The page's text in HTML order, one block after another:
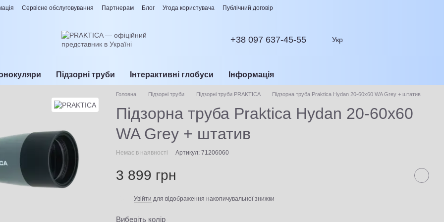
Сервісне обслуговування Партнерам Блог Угода користувача Публічний договір
+38 097 637-45-55 Укр
Підзорні труби Інтерактивні глобуси Інформація
Головна Підзорні труби Підзорні труби PRAKTICA Підзорна труба Praktica Hydan 20-60x60 WA Grey + штатив
Підзорна труба Praktica Hydan 20-60x60
WA Grey + штатив
Немає в наявності Артикул: 71206060
3 899 грн
Увійти для відображення накопичувальної знижки
Виберіть колір